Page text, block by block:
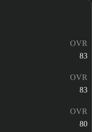
OVR
83
OVR
83
OVR
80